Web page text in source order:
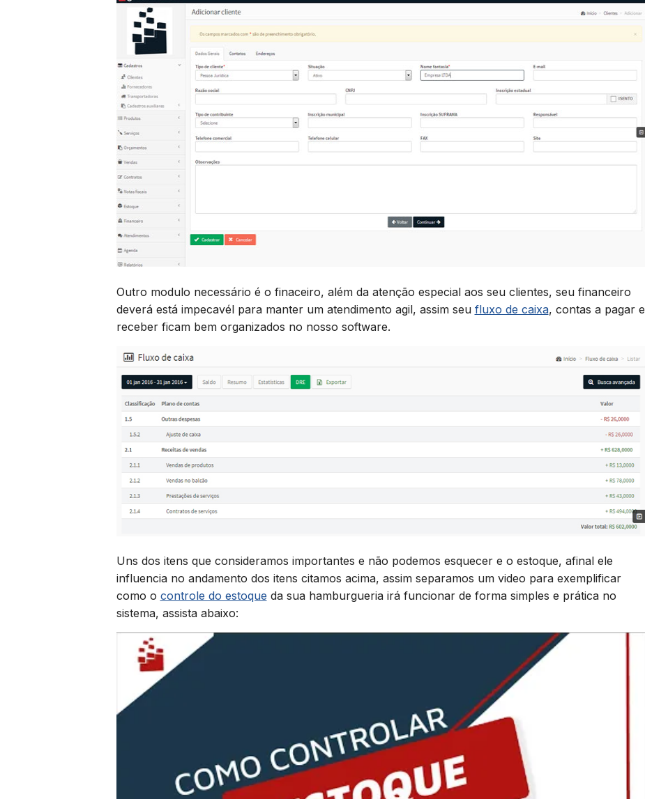
Outro modulo necessário é o finaceiro, além da atenção especial aos seu clientes, seu financeiro
deverá está impecavél para manter um atendimento agil, assim seu fluxo de caixa, contas a pagar e
receber ficam bem organizados no nosso software.
Uns dos itens que consideramos importantes e não podemos esquecer e o estoque, afinal ele
influencia no andamento dos itens citamos acima, assim separamos um video para exemplificar
como o controle do estoque da sua hamburgueria irá funcionar de forma simples e prática no
sistema, assista abaixo: